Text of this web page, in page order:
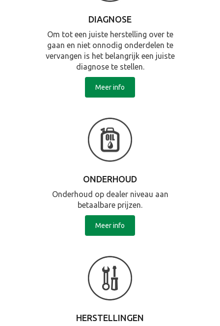
DIAGNOSE
Om tot een juiste herstelling over te
gaan en niet onnodig onderdelen te
vervangen is het belangrijk een juiste
diagnose te stellen.
Meer info
ONDERHOUD
Onderhoud op dealer niveau aan
betaalbare prijzen.
Meer info
HERSTELLINGEN